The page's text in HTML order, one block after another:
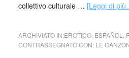
collettivo culturale … [Leggi di
ARCHIVIATO IN:EROTICO, ESPAÑOL
CONTRASSEGNATO CON: LE